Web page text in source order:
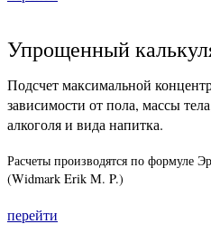
Упрощенный
Подсчет максимальной
зависимости от пола, массы
алкоголя и вида напитка.
Расчеты производятся по формуле
(Widmark Erik M. P.)
перейти